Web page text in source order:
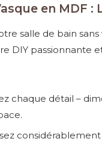
en MDF :
salle de bain sans
DIY passionnante
chaque détail –